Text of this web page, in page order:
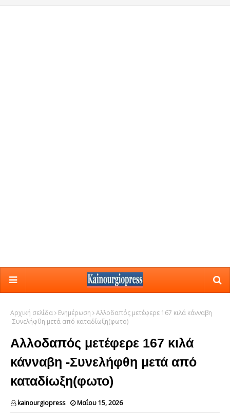
Αρχική σελίδα Ενημέρωση
Αλλοδαπός μετέφερε 167 κιλά κάνναβη
-Συνελήφθη μετά από καταδίωξη(φωτο)
Αλλοδαπός μετέφερε 167 κιλά
κάνναβη -Συνελήφθη μετά από
καταδίωξη(φωτο)
kainourgiopress Μαΐου 15, 2026